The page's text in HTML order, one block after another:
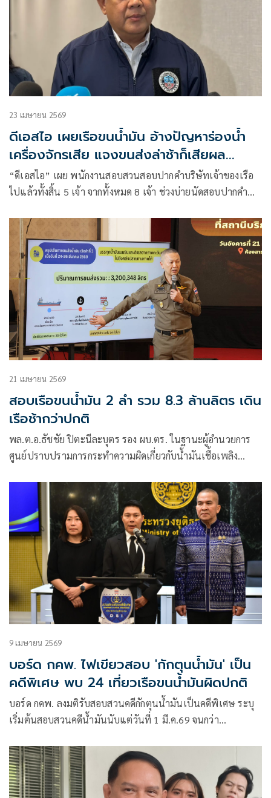
23 เมษายน 2569
ดีเอสไอ เผยเรือขนน้ำมัน อ้างปัญหาร่องน้ำ
เครื่องจักรเสีย แจงขนส่งล่าช้าก็เสียผล
ประโยชน์
“ดีเอสไอ” เผย พนักงานสอบสวนสอบปากคำบริษัทเจ้าของเรือ
ไปแล้วทั้งสิ้น 5 เจ้า จากทั้งหมด 8 เจ้า ช่วงบ่ายนัดสอบปากคำ
ปากคำในฐานะพยานไปเป็นสัปดาห์
21 เมษายน 2569
สอบเรือขนน้ำมัน 2 ลำ รวม 8.3 ล้านลิตร เดิน
เรือช้ากว่าปกติ
พล.ต.อ.ธัชชัย ปิตะนีละบุตร รอง ผบ.ตร. ในฐานะผู้อำนวยการ
ศูนย์ปราบปรามการกระทำความผิดเกี่ยวกับน้ำมันเชื้อเพลิง
กักตุนน้ำมัน โดยเจ้าหน้าที่ตำรวจน้ำเข้าตรวจสอบเรือบรรทุก
น้ำมันต้องสงสัย จำนวน 2 ลำ บริเวณกลางทะเลอ่าวไทย
9 เมษายน 2569
บอร์ด กคพ. ไฟเขียวสอบ 'กักตุนน้ำมัน' เป็น
คดีพิเศษ พบ 24 เที่ยวเรือขนน้ำมันผิดปกติ
บอร์ด กคพ. ลงมติรับสอบสวนคดีกักตุนน้ำมันเป็นคดีพิเศษ ระบุ
เริ่มต้นสอบสวนคดีน้ำมันนับแต่วันที่ 1 มี.ค.69 จนกว่า
น้ำมันรายใหญ่ในสุราษฎร์ฯ – น้ำมัน